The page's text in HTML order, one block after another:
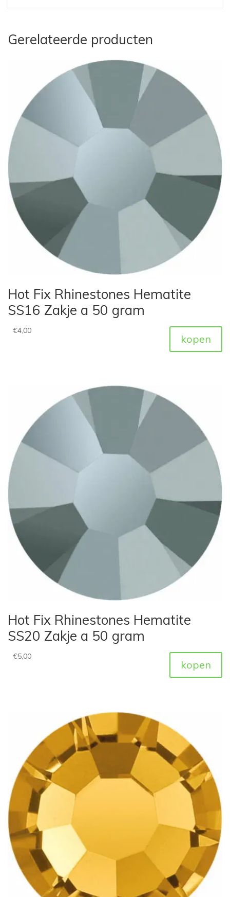
Gerelateerde producten
Hot Fix Rhinestones Hematite
SS16 Zakje a 50 gram
€4,00
kopen
Hot Fix Rhinestones Hematite
SS20 Zakje a 50 gram
€5,00
kopen